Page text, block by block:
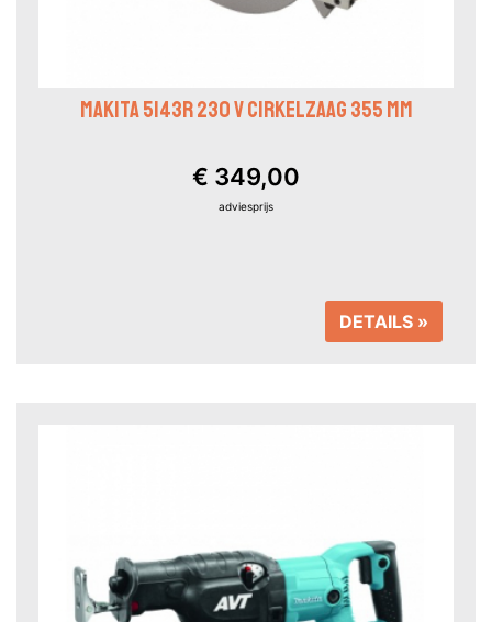
MAKITA 5143R 230 V CIRKELZAAG 355 MM
€ 349,00
adviesprijs
DETAILS »